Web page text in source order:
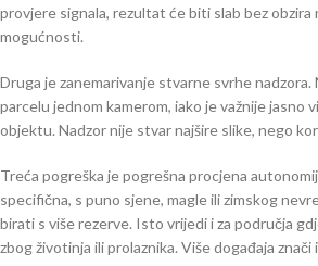
provjere signala, rezultat će biti slab bez obzira
mogućnosti.
Druga je zanemarivanje stvarne svrhe
parcelu jednom kamerom, iako je važnije jasno
objektu. Nadzor nije stvar najšire slike, nego
Treća pogreška je pogrešna procjena
specifična, s puno sjene, magle ili zimskog
birati s više rezerve. Isto vrijedi i za područja
zbog životinja ili prolaznika. Više događaja